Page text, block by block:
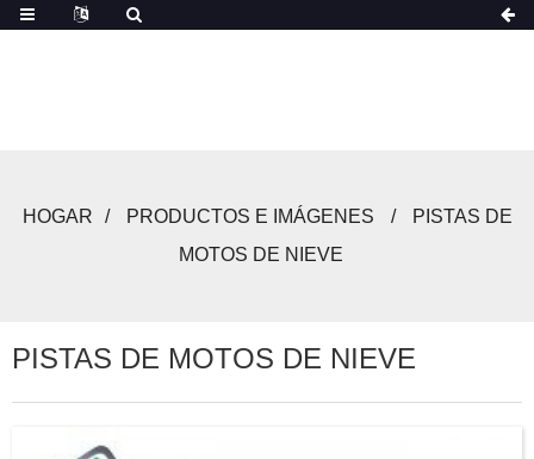
HOGAR PRODUCTOS E IMÁGENES
PISTAS DE
MOTOS DE NIEVE
PISTAS DE MOTOS DE NIEVE